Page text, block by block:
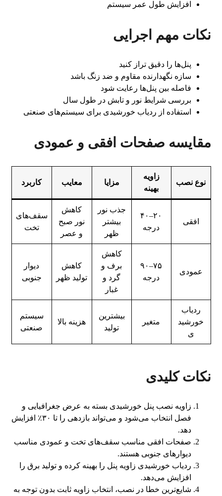
افزایش طول عمر سیستم
نکات مهم اجرایی
پنل‌ها را دقیق تراز کنید
سازه نگهدارنده مقاوم و ضد زنگ باشد
فاصله بین پنل‌ها رعایت شود
بررسی شرایط نور و تابش در طول سال
استفاده از ردیاب خورشیدی برای سیستم‌های صنعتی
مقایسه صفحات افقی و عمودی
نوع نصب
زاویه
بهینه
مزایا معایب کاربرد
افقی
۲۰–۴۰
درجه
جذب نور
بیشتر
ظهر
کاهش
نور صبح
و عصر
سقف‌های
تخت
عمودی
۷۵–۹۰
درجه
کاهش
برف و
گرد و
غبار
کاهش
تولید ظهر
دیوار
جنوبی
ردیاب
خورشید
ی
متغیر
بیشترین
تولید
هزینه بالا
سیستم
صنعتی
نکات کلیدی
زاویه نصب پنل خورشیدی بسته به عرض جغرافیایی و
فصل انتخاب می‌شود و می‌تواند بازدهی را تا ۳۰٪ افزایش
دهد.
صفحات افقی مناسب سقف‌های تخت و عمودی مناسب
دیوارهای جنوبی هستند.
ردیاب خورشیدی زاویه پنل را بهینه کرده و تولید برق را
افزایش می‌دهد.
شایع‌ترین خطا در نصب، انتخاب زاویه ثابت بدون توجه به